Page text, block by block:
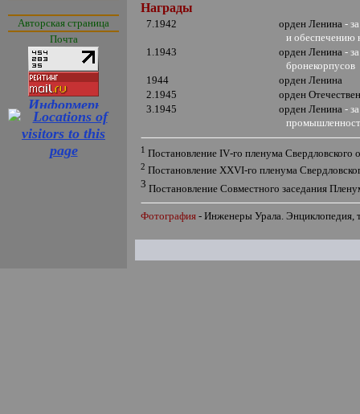
Авторская страница
Почта
Награды
7.1942 орден Ленина-
и обеспечению
1.1943
орден Ленина-
бронекорпусов
1944
орден Ленина
2.1945
орден
3.1945
орден Ленина-
1 ПостановлениеIV-го пленума Свердловского
2 Постановление XXVI-го пленума
3 Постановление Совместного заседания
Фотография- Инженеры Урала. Энциклопедия,